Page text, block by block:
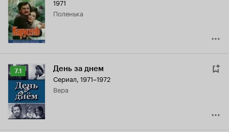
Кинопоиска
6.9
1971
Поленька
Рейтинг
Кинопоиска
7.1
7.1 День за днем
Сериал, 1971–1972
Вера